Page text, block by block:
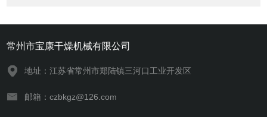
常州市宝康干燥机械有限公司
地址：江苏省常州市郑陆镇三河口工业开发区
邮箱：czbkgz@126.com